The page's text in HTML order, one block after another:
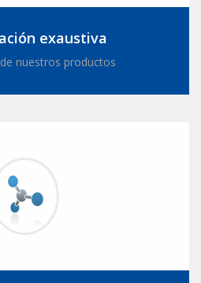
exaustiva
nuestros productos